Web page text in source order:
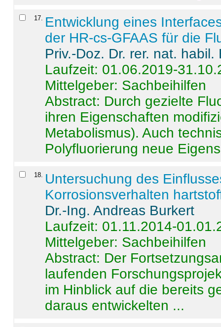
17
Entwicklung eines
der HR-cs-GFAAS für die
Priv.-Doz. Dr. rer. nat.
Laufzeit: 01.06.2019-
Mittelgeber: Sachbeihilfen
Abstract: Durch gezielte
ihren Eigenschaften
Metabolismus). Auch
Polyfluorierung neue
18
Untersuchung des
Korrosionsverhalten
Dr.-Ing. Andreas Burkert
Laufzeit: 01.11.2014-
Mittelgeber: Sachbeihilfen
Abstract: Der
laufenden
im Hinblick auf die bereits
daraus entwickelten ...